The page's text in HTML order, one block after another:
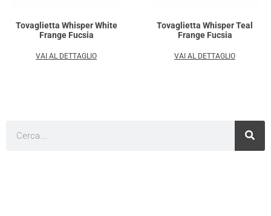
Tovaglietta Whisper White
Frange Fucsia
VAI AL DETTAGLIO
Tovaglietta Whisper Teal
Frange Fucsia
VAI AL DETTAGLIO